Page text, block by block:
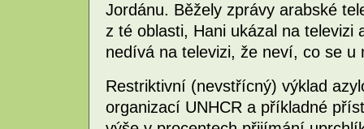
Jordánu. Běžely zprávy arabské
z té oblasti, Hani ukázal na
nedívá na televizi, že neví, co se u
Restriktivní (nevstřícný) výklad
organizací UNHCR a příkladné